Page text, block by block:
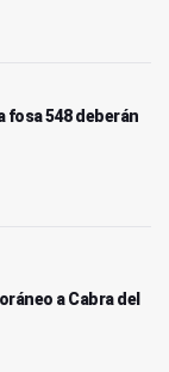
fosa 548 deberán
a Cabra del